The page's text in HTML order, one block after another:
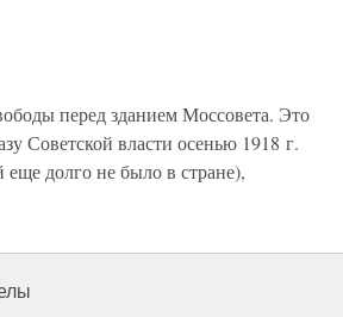
перед зданием Моссовета. Это
Советской власти осенью 1918 г.
долго не было в стране),